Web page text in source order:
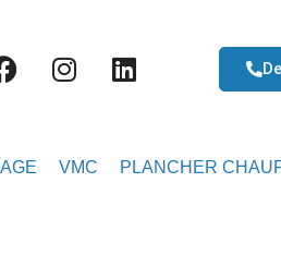
VMC PLANCHER